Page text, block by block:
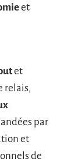
et
et
relais,
par
et
de